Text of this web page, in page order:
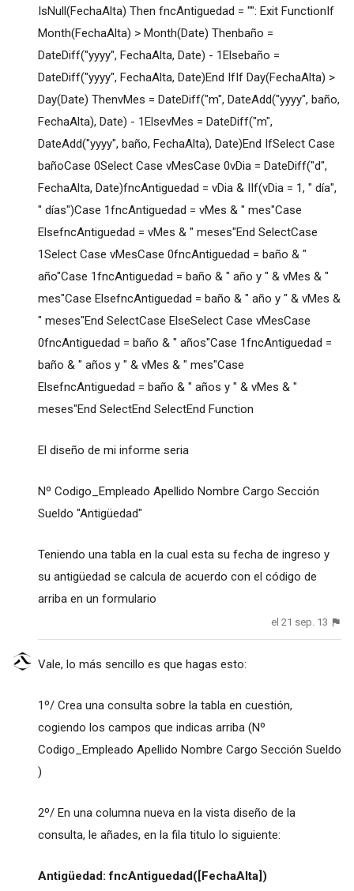
IsNull(FechaAlta) Then fncAntiguedad = "": Exit FunctionIf
Month(FechaAlta) > Month(Date) Thenbaño =
DateDiff("yyyy", FechaAlta, Date) - 1Elsebaño =
DateDiff("yyyy", FechaAlta, Date)End IfIf Day(FechaAlta) >
Day(Date) ThenvMes = DateDiff("m", DateAdd("yyyy", baño,
FechaAlta), Date) - 1ElsevMes = DateDiff("m",
DateAdd("yyyy", baño, FechaAlta), Date)End IfSelect Case
bañoCase 0Select Case vMesCase 0vDia = DateDiff("d",
FechaAlta, Date)fncAntiguedad = vDia & IIf(vDia = 1, " día",
" días")Case 1fncAntiguedad = vMes & " mes"Case
ElsefncAntiguedad = vMes & " meses"End SelectCase
1Select Case vMesCase 0fncAntiguedad = baño & "
año"Case 1fncAntiguedad = baño & " año y " & vMes & "
mes"Case ElsefncAntiguedad = baño & " año y " & vMes &
" meses"End SelectCase ElseSelect Case vMesCase
0fncAntiguedad = baño & " años"Case 1fncAntiguedad =
baño & " años y " & vMes & " mes"Case
ElsefncAntiguedad = baño & " años y " & vMes & "
meses"End SelectEnd SelectEnd Function
El diseño de mi informe seria
Nº Codigo_Empleado Apellido Nombre Cargo Sección
Sueldo "Antigüedad"
Teniendo una tabla en la cual esta su fecha de ingreso y
su antigüedad se calcula de acuerdo con el código de
arriba en un formulario
el 21 sep. 13
Vale, lo más sencillo es que hagas esto:
1º/ Crea una consulta sobre la tabla en cuestión,
cogiendo los campos que indicas arriba (Nº
Codigo_Empleado Apellido Nombre Cargo Sección Sueldo
)
2º/ En una columna nueva en la vista diseño de la
consulta, le añades, en la fila titulo lo siguiente:
Antigüedad: fncAntiguedad([FechaAlta])